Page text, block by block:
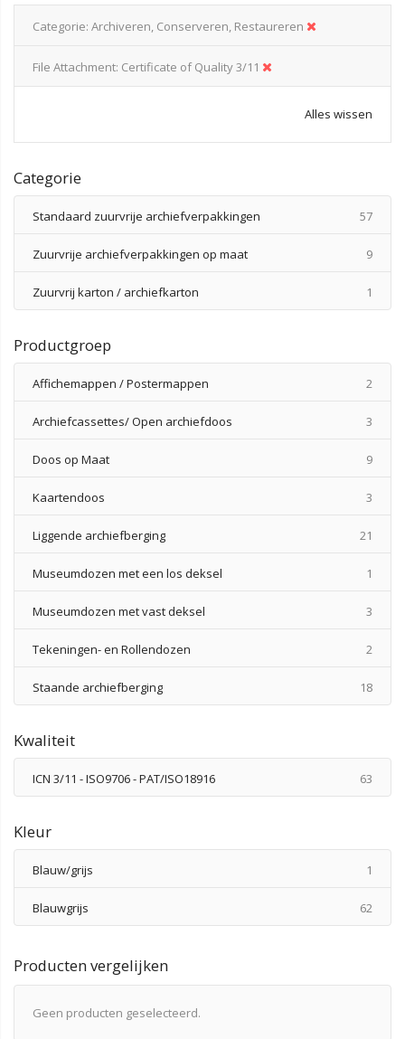
Categorie Archiveren, Conserveren, Restaureren
File Attachment Certificate of Quality 3/11
Alles wissen
Categorie
Standaard zuurvrije archiefverpakkingen 57
Zuurvrije archiefverpakkingen op maat 9
Zuurvrij karton / archiefkarton 1
Productgroep
Affichemappen / Postermappen 2
Archiefcassettes/ Open archiefdoos 3
Doos op Maat 9
Kaartendoos 3
Liggende archiefberging 21
Museumdozen met een los deksel 1
Museumdozen met vast deksel 3
Tekeningen- en Rollendozen 2
Staande archiefberging 18
Kwaliteit
ICN 3/11 - ISO9706 - PAT/ISO18916 63
Kleur
Blauw/grijs 1
Blauwgrijs 62
Producten vergelijken
Geen producten geselecteerd.